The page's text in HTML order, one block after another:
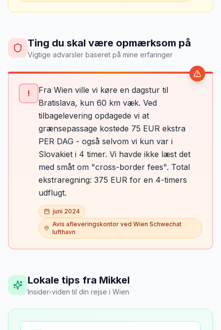
Ting du skal være opmærksom på
Vigtige advarsler baseret på mine erfaringer
!
Fra Wien ville vi køre en dagstur til
Bratislava, kun 60 km væk. Ved
tilbagelevering opdagede vi at
grænsepassage kostede 75 EUR ekstra
PER DAG - også selvom vi kun var i
Slovakiet i 4 timer. Vi havde ikke læst det
med småt om "cross-border fees". Total
ekstraregning: 375 EUR for en 4-timers
udflugt.
juni 2024
Avis afleveringskontor ved Wien Schwechat
lufthavn
Lokale tips fra Mikkel
Insider-viden til din rejse i Wien